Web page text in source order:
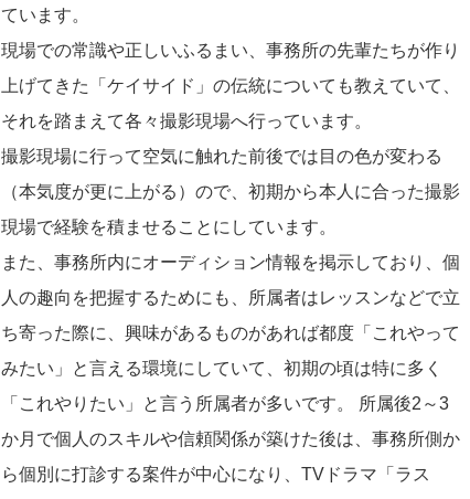
ています。
現場での常識や正しいふるまい、事務所の先輩たちが作り
上げてきた「ケイサイド」の伝統についても教えていて、
それを踏まえて各々撮影現場へ行っています。
撮影現場に行って空気に触れた前後では目の色が変わる
（本気度が更に上がる）ので、初期から本人に合った撮影
現場で経験を積ませることにしています。
また、事務所内にオーディション情報を掲示しており、個
人の趣向を把握するためにも、所属者はレッスンなどで立
ち寄った際に、興味があるものがあれば都度「これやって
みたい」と言える環境にしていて、初期の頃は特に多く
「これやりたい」と言う所属者が多いです。 所属後2～3
か月で個人のスキルや信頼関係が築けた後は、事務所側か
ら個別に打診する案件が中心になり、TVドラマ「ラス